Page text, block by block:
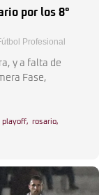
por los 8°
Profesional
y a falta de
Fase,
playoff, rosario,